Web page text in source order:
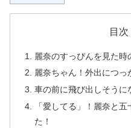
目次
麗奈のすっぴんを見た時
麗奈ちゃん！外出につっ
車の前に飛び出しそう
「愛してる」！麗奈と
た！